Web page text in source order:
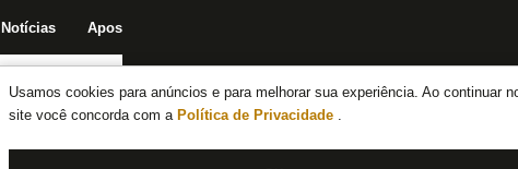
Usamos cookies para anúncios e para melhorar sua experiência. Ao continuar
site você concorda com a Política de Privacidade .
Notícias Apostas
Notícias do Botafogo
Fórum